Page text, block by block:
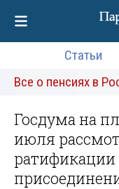
Статьи
Все о пенсиях в
Госдума на
июля
ратификации